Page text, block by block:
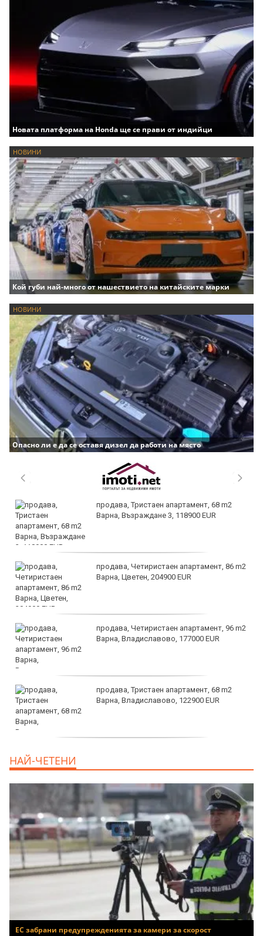
Новата платформа на Honda ще се прави от индийци
НОВИНИ
Кой губи най-много от нашествието на китайските марки
НОВИНИ
Опасно ли е да се оставя дизел да работи на място
продава, Тристаен апартамент, 68 m2
Варна, Възраждане 3, 118900 EUR
продава, Четиристаен апартамент, 86 m2
Варна, Цветен, 204900 EUR
продава, Четиристаен апартамент, 96 m2
Варна, Владиславово, 177000 EUR
продава, Тристаен апартамент, 68 m2
Варна, Владиславово, 122900 EUR
НАЙ-ЧЕТЕНИ
ЕС забрани предупрежденията за камери за скорост